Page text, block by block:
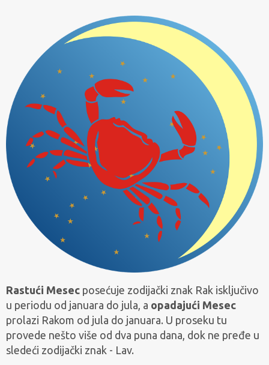
Rastući Mesec posećuje zodijački znak Rak isključivo
u periodu od januara do jula, a opadajući Mesec
prolazi Rakom od jula do januara. U proseku tu
provede nešto više od dva puna dana, dok ne pređe u
sledeći zodijački znak - Lav.